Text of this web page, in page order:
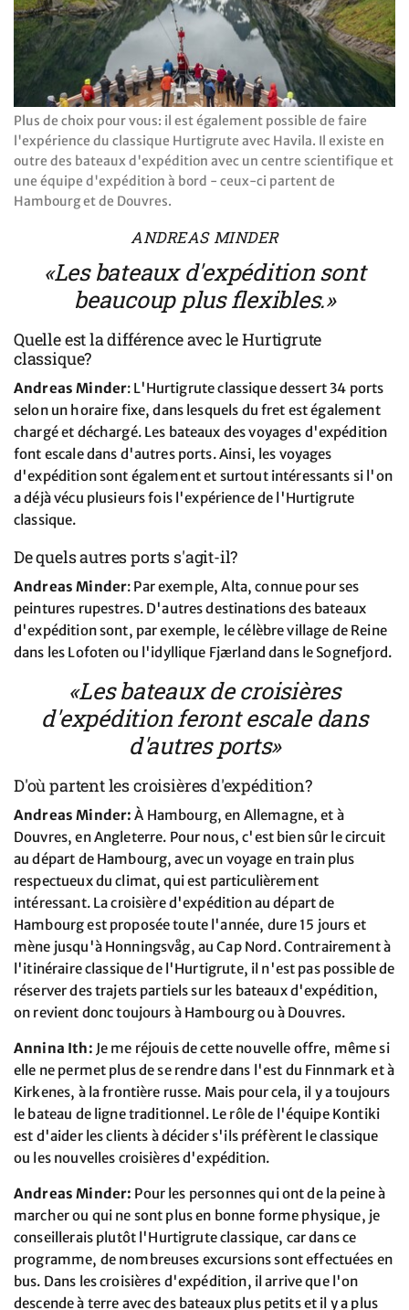
Plus de choix pour vous: il est également possible de faire
l'expérience du classique Hurtigrute avec Havila. Il existe en
outre des bateaux d'expédition avec un centre scientifique et
une équipe d'expédition à bord - ceux-ci partent de
Hambourg et de Douvres.
ANDREAS MINDER
«Les bateaux d'expédition sont
beaucoup plus flexibles.»
Quelle est la différence avec le Hurtigrute
classique?
Andreas Minder: L'Hurtigrute classique dessert 34 ports
selon un horaire fixe, dans lesquels du fret est également
chargé et déchargé. Les bateaux des voyages d'expédition
font escale dans d'autres ports. Ainsi, les voyages
d'expédition sont également et surtout intéressants si l'on
a déjà vécu plusieurs fois l'expérience de l'Hurtigrute
classique.
De quels autres ports s'agit-il?
Andreas Minder: Par exemple, Alta, connue pour ses
peintures rupestres. D'autres destinations des bateaux
d'expédition sont, par exemple, le célèbre village de Reine
dans les Lofoten ou l'idyllique Fjærland dans le Sognefjord.
«Les bateaux de croisières
d'expédition feront escale dans
d'autres ports»
D'où partent les croisières d'expédition?
Andreas Minder: À Hambourg, en Allemagne, et à
Douvres, en Angleterre. Pour nous, c'est bien sûr le circuit
au départ de Hambourg, avec un voyage en train plus
respectueux du climat, qui est particulièrement
intéressant. La croisière d'expédition au départ de
Hambourg est proposée toute l'année, dure 15 jours et
mène jusqu'à Honningsvåg, au Cap Nord. Contrairement à
l'itinéraire classique de l'Hurtigrute, il n'est pas possible de
réserver des trajets partiels sur les bateaux d'expédition,
on revient donc toujours à Hambourg ou à Douvres.
Annina Ith: Je me réjouis de cette nouvelle offre, même si
elle ne permet plus de se rendre dans l'est du Finnmark et à
Kirkenes, à la frontière russe. Mais pour cela, il y a toujours
le bateau de ligne traditionnel. Le rôle de l'équipe Kontiki
est d'aider les clients à décider s'ils préfèrent le classique
ou les nouvelles croisières d'expédition.
Andreas Minder: Pour les personnes qui ont de la peine à
marcher ou qui ne sont plus en bonne forme physique, je
conseillerais plutôt l'Hurtigrute classique, car dans ce
programme, de nombreuses excursions sont effectuées en
bus. Dans les croisières d'expédition, il arrive que l'on
descende à terre avec des bateaux plus petits et il y a plus